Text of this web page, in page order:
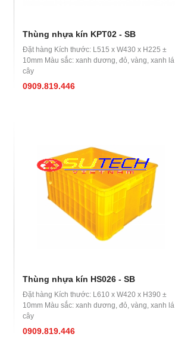
Thùng nhựa kín KPT02 - SB
Đặt hàng Kích thước: L515 x W430 x H225 ±
10mm Màu sắc: xanh dương, đỏ, vàng, xanh lá
cây
0909.819.446
Thùng nhựa kín HS026 - SB
Đặt hàng Kích thước: L610 x W420 x H390 ±
10mm Màu sắc: xanh dương, đỏ, vàng, xanh lá
cây
0909.819.446